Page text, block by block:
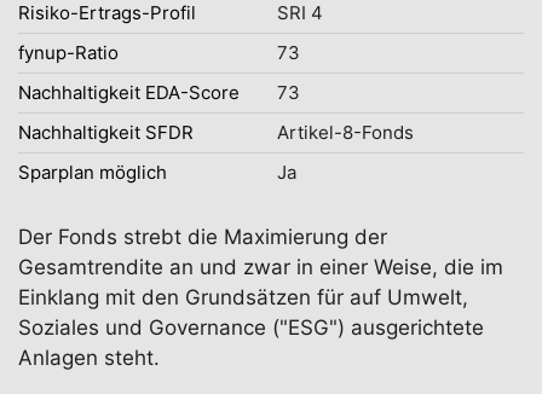
Risiko-Ertrags-Profil
SRI 4
fynup-Ratio
73
Nachhaltigkeit EDA-Score
73
Nachhaltigkeit SFDR
Artikel-8-Fonds
Sparplan möglich
Ja
Der Fonds strebt die Maximierung der
Gesamtrendite an und zwar in einer Weise, die im
Einklang mit den Grundsätzen für auf Umwelt,
Soziales und Governance ("ESG") ausgerichtete
Anlagen steht.